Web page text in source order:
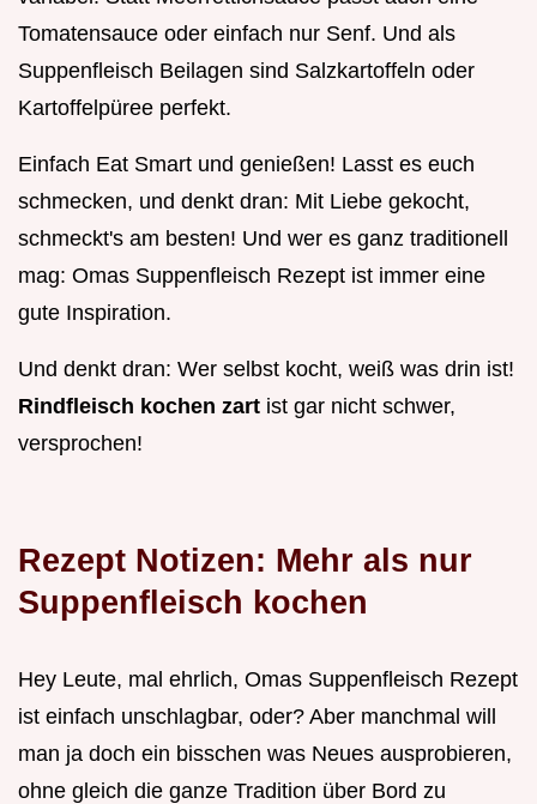
Tomatensauce oder einfach nur Senf. Und als
Suppenfleisch Beilagen sind Salzkartoffeln oder
Kartoffelpüree perfekt.
Einfach Eat Smart und genießen! Lasst es euch
schmecken, und denkt dran: Mit Liebe gekocht,
schmeckt's am besten! Und wer es ganz traditionell
mag: Omas Suppenfleisch Rezept ist immer eine
gute Inspiration.
Und denkt dran: Wer selbst kocht, weiß was drin ist!
Rindfleisch kochen zart ist gar nicht schwer,
versprochen!
Rezept Notizen: Mehr als nur
Suppenfleisch kochen
Hey Leute, mal ehrlich, Omas Suppenfleisch Rezept
ist einfach unschlagbar, oder? Aber manchmal will
man ja doch ein bisschen was Neues ausprobieren,
ohne gleich die ganze Tradition über Bord zu